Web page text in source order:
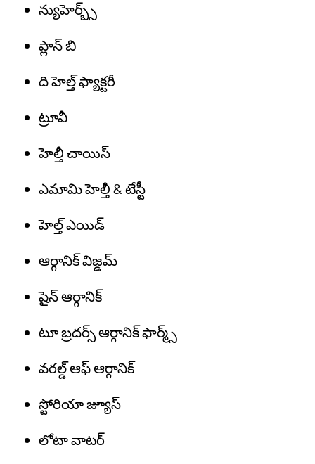
న్యుహెర్బ్స్
ప్లాన్ బి
ది హెల్త్ ఫ్యాక్టరీ
ట్రూవీ
హెల్తీ చాయిస్
ఎమామి హెల్తీ & టేస్టీ
హెల్త్ ఎయిడ్
ఆర్గానిక్ విజ్డమ్
షైన్ ఆర్గానిక్
టూ బ్రదర్స్ ఆర్గానిక్ ఫార్మ్స్
వరల్డ్ ఆఫ్ ఆర్గానిక్
స్టోరియా జ్యూస్
లోటా వాటర్